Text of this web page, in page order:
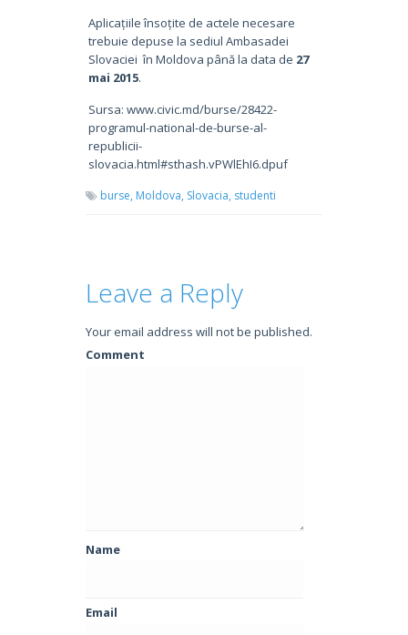
Aplicațiile însoțite de actele necesare
trebuie depuse la sediul Ambasadei
Slovaciei în Moldova până la data de 27
mai 2015.
Sursa: www.civic.md/burse/28422-
programul-national-de-burse-al-
republicii-
slovacia.html#sthash.vPWlEhI6.dpuf
burse, Moldova, Slovacia, studenti
Leave a Reply
Your email address will not be published.
Comment
Name
Email